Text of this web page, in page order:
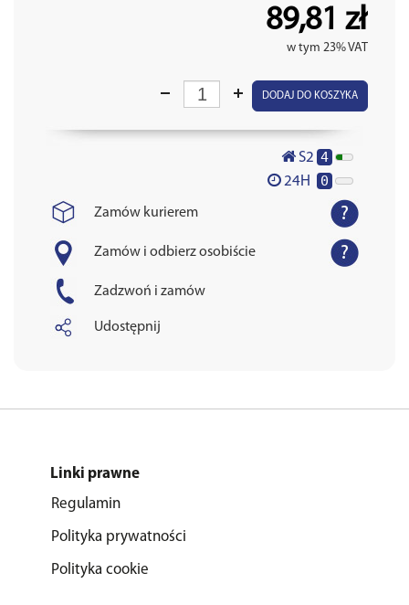
89,81 zł
w tym 23% VAT
DODAJ DO KOSZYKA
S2 4
24H 0
Zamów kurierem
Zamów i odbierz osobiście
Zadzwoń i zamów
Udostępnij
Linki prawne
Regulamin
Polityka prywatności
Polityka cookie